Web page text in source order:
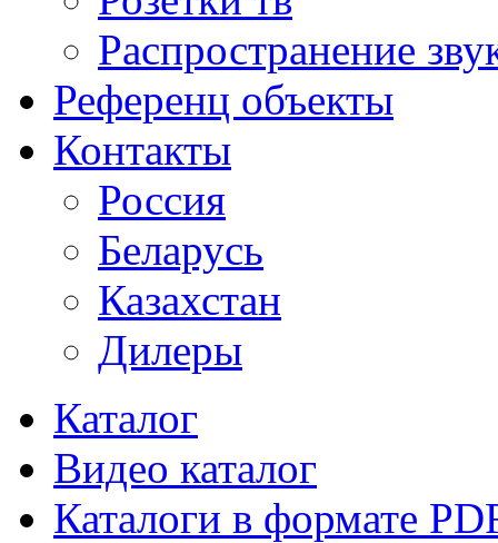
Распространение
Референц объекты
Контакты
Россия
Беларусь
Казахстан
Дилеры
Каталог
Видео каталог
Каталоги в формате